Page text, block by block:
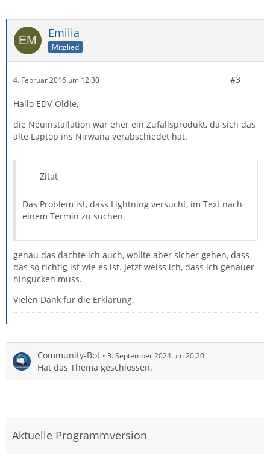
Emilia
Mitglied
4. Februar 2016 um 12:30 #3
Hallo EDV-Oldie,
die Neuinstallation war eher ein Zufallsprodukt, da sich das
alte Laptop ins Nirwana verabschiedet hat.
Zitat
Das Problem ist, dass Lightning versucht, im Text nach
einem Termin zu suchen.
genau das dachte ich auch, wollte aber sicher gehen, dass
das so richtig ist wie es ist. Jetzt weiss ich, dass ich genauer
hingucken muss.
Vielen Dank für die Erklärung.
Community-Bot 3. September 2024 um 20:20
Hat das Thema geschlossen.
Aktuelle Programmversion